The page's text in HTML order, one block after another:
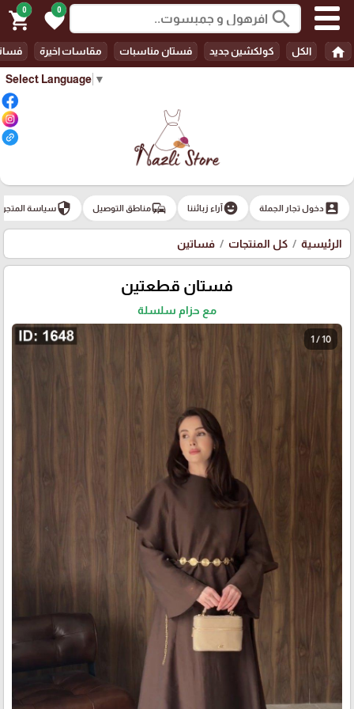
Select Language ▼
search
0
favorite
0
shopping_cart
home الكل كولكشين جديد فستان مناسبات مقاسات اخيرة
account_boxدخول تجار الجملة emoji_emotionsآراء زبائننا commuteمناطق التوصيل securityسياسة المتجر
الرئيسية كل المنتجات فساتين
فستان قطعتين
مع حزام سلسلة
1 / 10